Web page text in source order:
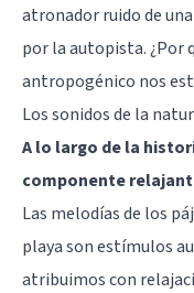
atronador ruido de
por la autopista. ¿Por
antropogénico nos
Los sonidos de la
A lo largo de la
componente
Las melodías de los
playa son estímulos
atribuimos con